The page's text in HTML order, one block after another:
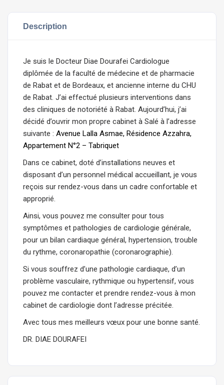
Description
Je suis le Docteur Diae Dourafei Cardiologue
diplômée de la faculté de médecine et de pharmacie
de Rabat et de Bordeaux, et ancienne interne du CHU
de Rabat. J’ai effectué plusieurs interventions dans
des cliniques de notoriété à Rabat. Aujourd’hui, j’ai
décidé d’ouvrir mon propre cabinet à Salé à l’adresse
suivante : Avenue Lalla Asmae, Résidence Azzahra,
Appartement N°2 – Tabriquet
Dans ce cabinet, doté d’installations neuves et
disposant d’un personnel médical accueillant, je vous
reçois sur rendez-vous dans un cadre confortable et
approprié.
Ainsi, vous pouvez me consulter pour tous
symptômes et pathologies de cardiologie générale,
pour un bilan cardiaque général, hypertension, trouble
du rythme, coronaropathie (coronarographie).
Si vous souffrez d’une pathologie cardiaque, d’un
problème vasculaire, rythmique ou hypertensif, vous
pouvez me contacter et prendre rendez-vous à mon
cabinet de cardiologie dont l’adresse précitée.
Avec tous mes meilleurs vœux pour une bonne santé.
DR. DIAE DOURAFEI